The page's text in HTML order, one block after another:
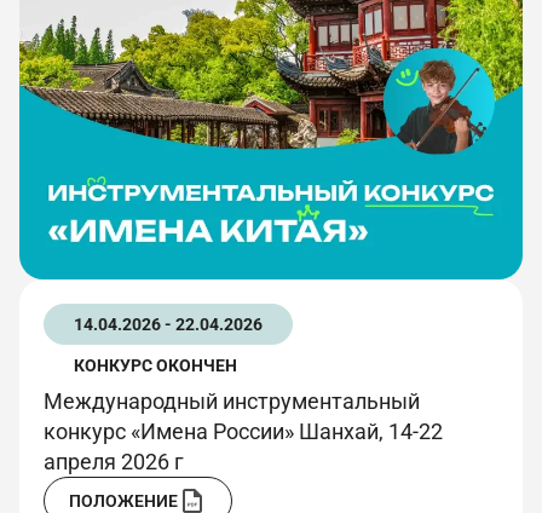
14.04.2026 - 22.04.2026
КОНКУРС ОКОНЧЕН
Международный инструментальный
конкурс «Имена России» Шанхай, 14-22
апреля 2026 г
ПОЛОЖЕНИЕ